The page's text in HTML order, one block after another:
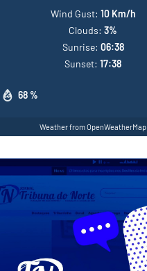
68 %
Wind Gust: 10 Km/h
Clouds: 3%
Sunrise: 06:38
Sunset: 17:38
Weather from OpenWeatherMap